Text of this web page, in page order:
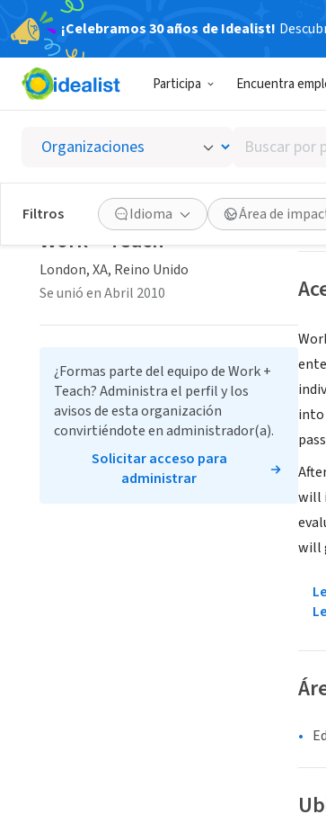
¡Celebramos 30 años de Idealist!
Participa Encuentra
Buscar
por
palabra
clave
o
interés
Filtros Idioma Área de
into
will
will
Work + Teach
London, XA, Reino Unido
Se unió en Abril 2010
¿Formas parte del equipo de Work +
Teach? Administra el perfil y los
avisos de esta organización
convirtiéndote en administrador(a).
Solicitar acceso para
administrar